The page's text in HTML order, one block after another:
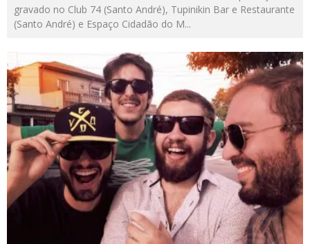
gravado no Club 74 (Santo André), Tupinikin Bar e Restaurante
(Santo André) e Espaço Cidadão do M...